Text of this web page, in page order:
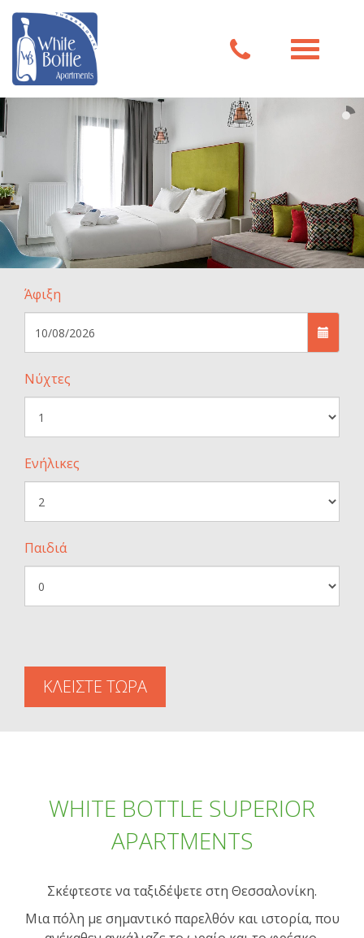
Άφιξη
Νύχτες
Ενήλικες
Παιδιά
ΚΛΕΙΣΤΕ ΤΩΡΑ
WHITE BOTTLE SUPERIOR
APARTMENTS
Σκέφτεστε να ταξιδέψετε στη Θεσσαλονίκη.
Μια πόλη με σημαντικό παρελθόν και ιστορία, που